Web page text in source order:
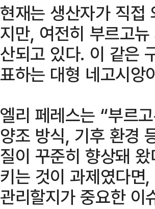
현재는 생산자가 직접
지만, 여전히 부르고
산되고 있다. 이 같은
표하는 대형 네고시앙
엘리 페레스는 “부르
양조 방식, 기후 환경
질이 꾸준히 향상돼
키는 것이 과제였다면
관리할지가 중요한 이